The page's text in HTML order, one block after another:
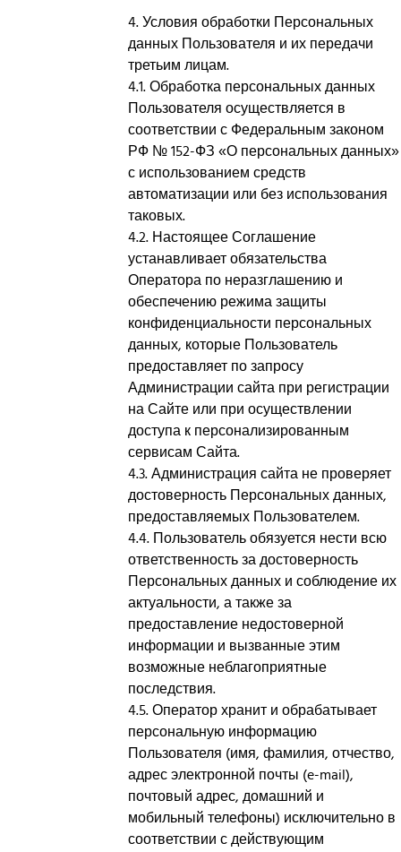
4. Условия обработки Персональных
данных Пользователя и их передачи
третьим лицам.
4.1. Обработка персональных данных
Пользователя осуществляется в
соответствии с Федеральным законом
РФ № 152-ФЗ «О персональных данных»
с использованием средств
автоматизации или без использования
таковых.
4.2. Настоящее Соглашение
устанавливает обязательства
Оператора по неразглашению и
обеспечению режима защиты
конфиденциальности персональных
данных, которые Пользователь
предоставляет по запросу
Администрации сайта при регистрации
на Сайте или при осуществлении
доступа к персонализированным
сервисам Сайта.
4.3. Администрация сайта не проверяет
достоверность Персональных данных,
предоставляемых Пользователем.
4.4. Пользователь обязуется нести всю
ответственность за достоверность
Персональных данных и соблюдение их
актуальности, а также за
предоставление недостоверной
информации и вызванные этим
возможные неблагоприятные
последствия.
4.5. Оператор хранит и обрабатывает
персональную информацию
Пользователя (имя, фамилия, отчество,
адрес электронной почты (e-mail),
почтовый адрес, домашний и
мобильный телефоны) исключительно в
соответствии с действующим